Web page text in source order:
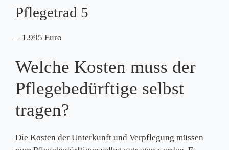
Pflegetrad 5
– 1.995 Euro
Welche Kosten muss der
Pflegebedürftige selbst
tragen?
Die Kosten der Unterkunft und Verpflegung müssen